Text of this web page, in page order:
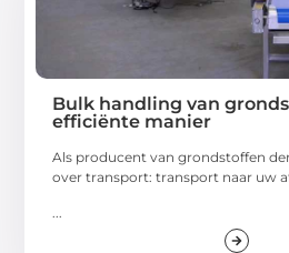
Bulk handling van
efficiënte manier
Als producent van grondstoffen
over transport: transport naar uw
...